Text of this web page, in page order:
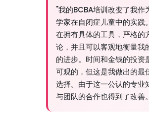
"我的BCBA培训改变了我作
学家在自闭症儿童中的实践
在拥有具体的工具，严格的
论，并且可以客观地衡量我
的进步。时间和金钱的投资
可观的，但这是我做出的最
选择。由于这一公认的专业
与团队的合作也得到了改善